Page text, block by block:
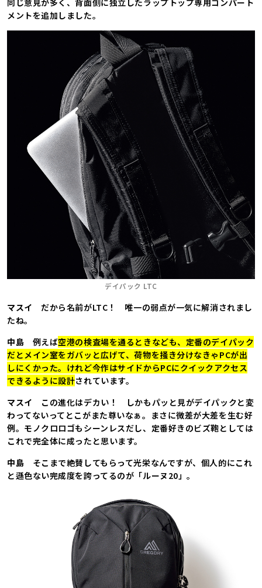
同じ意見が多く、背面側に独立したラップトップ専用コンパート
メントを追加しました。
デイパック LTC
マスイ だから名前がLTC！ 唯一の弱点が一気に解消されまし
たね。
中島 例えば空港の検査場を通るときなども、定番のデイパック
だとメイン室をガバッと広げて、荷物を掻き分けなきゃPCが出
しにくかった。けれど今作はサイドからPCにクイックアクセス
できるように設計されています。
マスイ この進化はデカい！ しかもパッと見がデイパックと変
わってないってとこがまた尊いなぁ。まさに微差が大差を生む好
例。モノクロロゴもシーンレスだし、定番好きのビズ鞄としては
これで完全体に成ったと思います。
中島 そこまで絶賛してもらって光栄なんですが、個人的にこれ
と遜色ない完成度を誇ってるのが「ルーヌ20」。